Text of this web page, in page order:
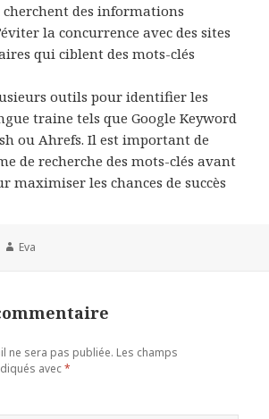
des informations
la concurrence avec des sites
qui ciblent des mots-clés
outils pour identifier les
traine tels que Google Keyword
ou Ahrefs. Il est important de
de recherche des mots-clés avant
maximiser les chances de succès
Auteur
Eva
ne sera pas publiée. Les champs
avec*